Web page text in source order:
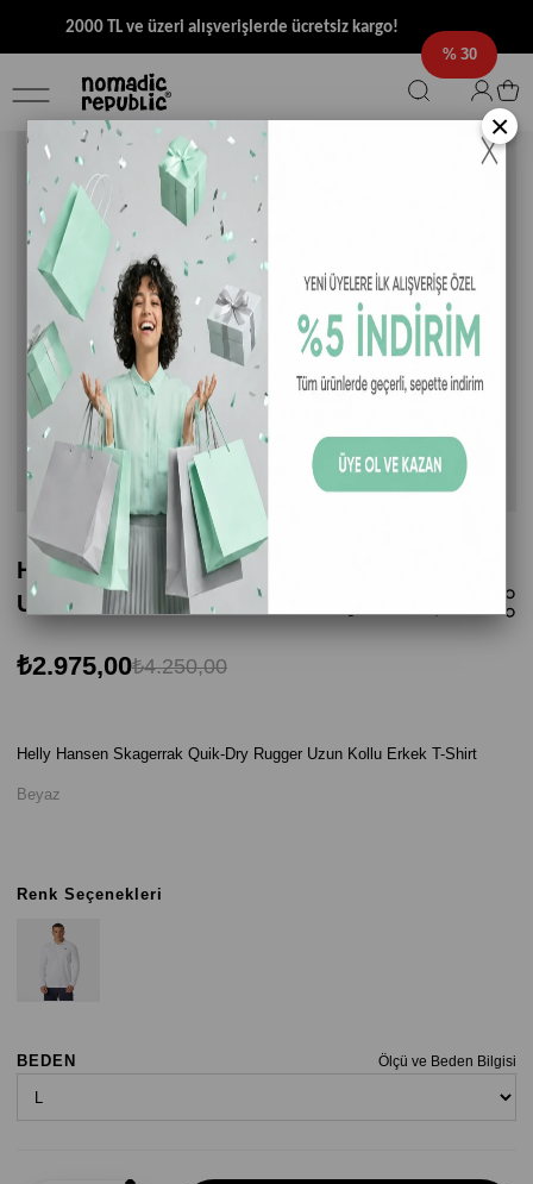
2000 TL ve üzeri alışverişlerde ücretsiz kargo!
30
Helly Hansen Skagerrak Quick-Dry Rugger
Uzun Kollu Erkek T-Shirt - Beyaz
₺4.250,00
₺2.975,00
Helly Hansen Skagerrak Quik-Dry Rugger Uzun Kollu Erkek T-Shirt
Beyaz
Renk Seçenekleri
Ölçü ve Beden Bilgisi
BEDEN
×